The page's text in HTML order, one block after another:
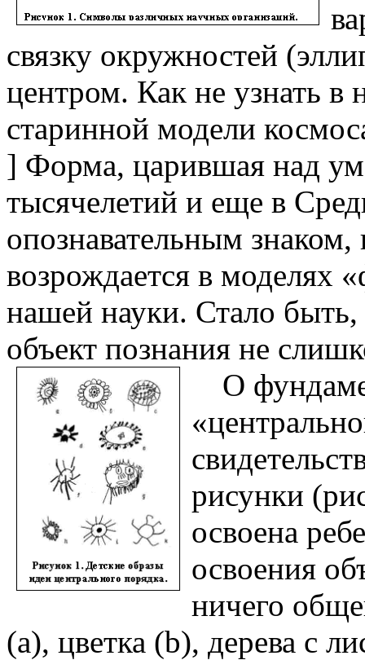
связку окружностей
центром. Как не узнать в
старинной модели
] Форма, царившая над
тысячелетий и еще в
опознавательным
возрождается в моделях
нашей науки. Стало
объект познания не
О
рисунки
освоена
освоения
ничего
(а), цветка (b), дерева с